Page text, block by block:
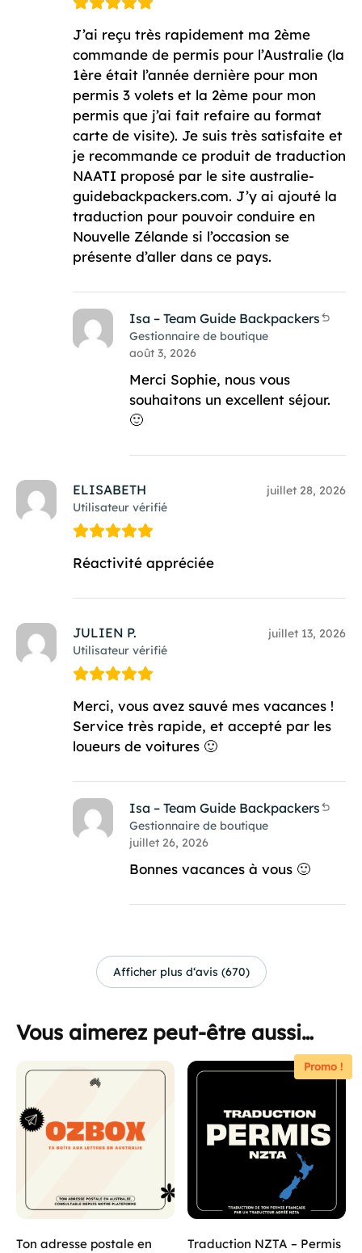
J’ai reçu très rapidement ma 2ème
commande de permis pour l’Australie (la
1ère était l’année dernière pour mon
permis 3 volets et la 2ème pour mon
permis que j’ai fait refaire au format
carte de visite). Je suis très satisfaite et
je recommande ce produit de traduction
NAATI proposé par le site australie-
guidebackpackers.com. J’y ai ajouté la
traduction pour pouvoir conduire en
Nouvelle Zélande si l’occasion se
présente d’aller dans ce pays.
Isa – Team Guide Backpackers
Gestionnaire de boutique
août 3, 2026
Merci Sophie, nous vous
souhaitons un excellent séjour.
🙂
ELISABETH
Utilisateur vérifié
juillet 28, 2026
Réactivité appréciée
JULIEN P.
Utilisateur vérifié
juillet 13, 2026
Merci, vous avez sauvé mes vacances !
Service très rapide, et accepté par les
loueurs de voitures 🙂
Isa – Team Guide Backpackers
Gestionnaire de boutique
juillet 26, 2026
Bonnes vacances à vous 🙂
Afficher plus d‘avis (670)
Vous aimerez peut-être aussi…
Ton adresse postale en
Promo !
Traduction NZTA – Permis